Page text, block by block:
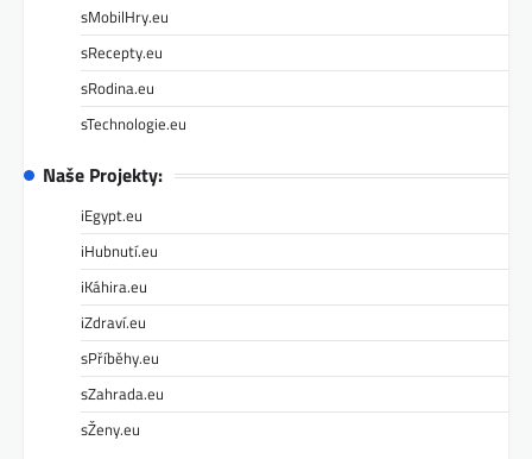
sMobilHry.eu
sRecepty.eu
sRodina.eu
sTechnologie.eu
Naše Projekty:
iEgypt.eu
iHubnutí.eu
iKáhira.eu
iZdraví.eu
sPříběhy.eu
sZahrada.eu
sŽeny.eu